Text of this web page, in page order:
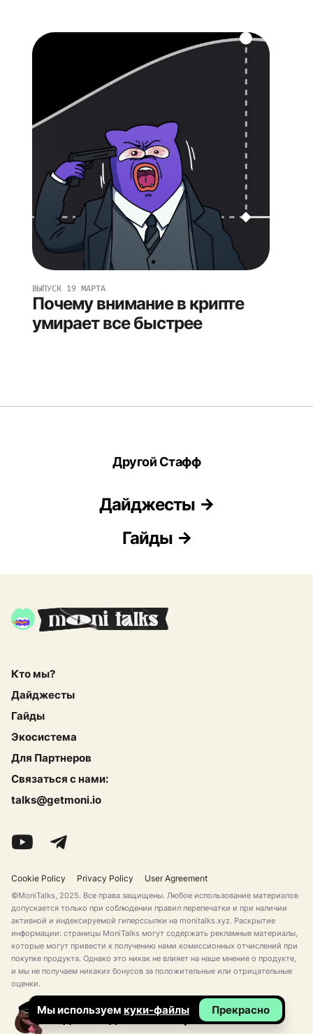
ВЫПУСК 19 МАРТА
Почему внимание в крипте
умирает все быстрее
Другой Стафф
Дайджесты
Гайды
Кто мы?
Дайджесты
Гайды
Экосистема
Для Партнеров
Связаться с нами:
talks@getmoni.io
Cookie Policy Privacy Policy User Agreement
©MoniTalks, 2025. Все права защищены. Любое использование материалов
допускается только при соблюдении правил перепечатки и при наличии
активной и индексируемой гиперссылки на monitalks.xyz. Раскрытие
информации: страницы MoniTalks могут содержать рекламные материалы,
которые могут привести к получению нами комиссионных отчислений при
покупке продукта. Однако это никак не влияет на наше мнение о продукте,
и мы не получаем никаких бонусов за положительные или отрицательные
оценки.
Сделано для Секси Криптанов
Мы используем куки-файлы Прекрасно